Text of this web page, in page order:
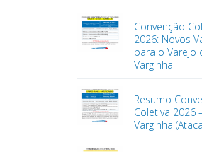
Convenção
2026: Novos
para o Varejo
Varginha
Resumo
Coletiva 2026
Varginha